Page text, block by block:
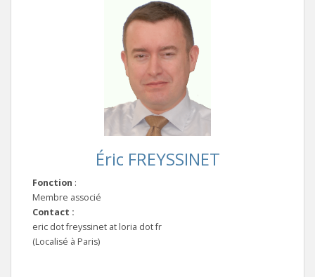
Éric FREYSSINET
Fonction :
Membre associé
Contact :
eric dot freyssinet at loria dot fr
(Localisé à Paris)